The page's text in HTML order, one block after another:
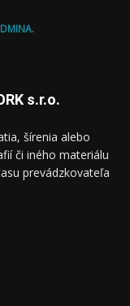
s.r.o.
šírenia alebo
či iného materiálu
prevádzkovateľa